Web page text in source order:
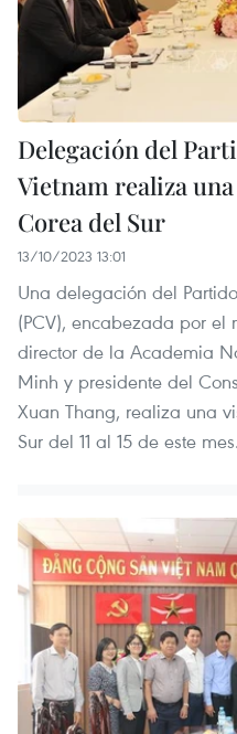
Delegación del
Vietnam realiza
Corea del Sur
13/10/2023 13:01
Una delegación del
(PCV), encabezada por el
director de la Academia
Minh y presidente del
Xuan Thang, realiza una
Sur del 11 al 15 de este mes.